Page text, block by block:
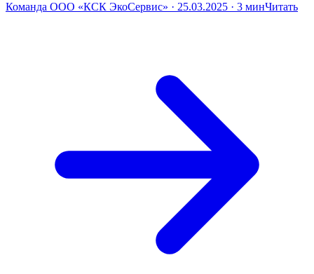
Команда ООО «КСК ЭкоСервис» · 25.03.2025 · 3 минЧитать